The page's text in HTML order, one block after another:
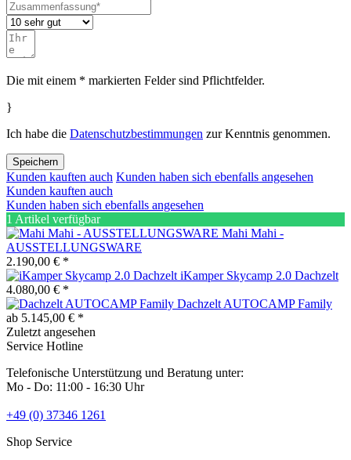
Die mit einem * markierten Felder sind Pflichtfelder.
}
Ich habe die Datenschutzbestimmungen zur Kenntnis genommen.
Speichern
Kunden kauften auch Kunden haben sich ebenfalls angesehen
Kunden kauften auch
Kunden haben sich ebenfalls angesehen
1 Artikel verfügbar
Mahi Mahi -
AUSSTELLUNGSWARE
2.190,00 € *
iKamper Skycamp 2.0 Dachzelt
4.080,00 € *
Dachzelt AUTOCAMP Family
ab 5.145,00 € *
Zuletzt angesehen
Service Hotline
Telefonische Unterstützung und Beratung unter:
Mo - Do: 11:00 - 16:30 Uhr
+49 (0) 37346 1261
Shop Service